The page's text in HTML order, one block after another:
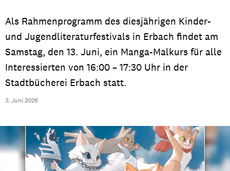
Als Rahmenprogramm des diesjährigen Kinder-
und Jugendliteraturfestivals in Erbach findet am
Samstag, den 13. Juni, ein Manga-Malkurs für alle
Interessierten von 16:00 – 17:30 Uhr in der
Stadtbücherei Erbach statt.
3. Juni 2026